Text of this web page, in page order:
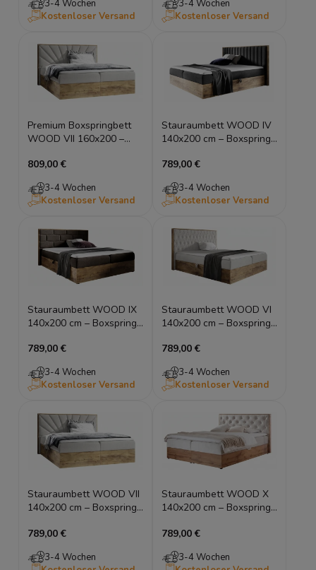
3-4 Wochen
Kostenloser Versand
3-4 Wochen
Kostenloser Versand
Premium Boxspringbett
WOOD VII 160x200 –
mit Stauraum
809,00 €
3-4 Wochen
Kostenloser Versand
Stauraumbett WOOD IV
140x200 cm – Boxspring
789,00 €
3-4 Wochen
Kostenloser Versand
Stauraumbett WOOD IX
140x200 cm – Boxspring
Wotan
789,00 €
3-4 Wochen
Kostenloser Versand
Stauraumbett WOOD VI
140x200 cm – Boxspring
Wotan
789,00 €
3-4 Wochen
Kostenloser Versand
Stauraumbett WOOD VII
140x200 cm – Boxspring
Optik
789,00 €
3-4 Wochen
Stauraumbett WOOD X
140x200 cm – Boxspring
789,00 €
3-4 Wochen